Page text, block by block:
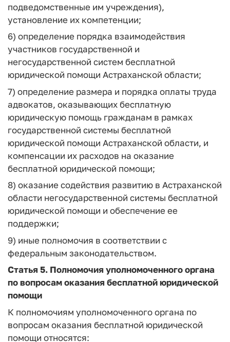
подведомственные им учреждения),
установление их компетенции;
6) определение порядка взаимодействия
участников государственной и
негосударственной систем бесплатной
юридической помощи Астраханской области;
7) определение размера и порядка оплаты труда
адвокатов, оказывающих бесплатную
юридическую помощь гражданам в рамках
государственной системы бесплатной
юридической помощи Астраханской области, и
компенсации их расходов на оказание
бесплатной юридической помощи;
8) оказание содействия развитию в Астраханской
области негосударственной системы бесплатной
юридической помощи и обеспечение ее
поддержки;
9) иные полномочия в соответствии с
федеральным законодательством.
Статья 5. Полномочия уполномоченного органа
по вопросам оказания бесплатной юридической
помощи
К полномочиям уполномоченного органа по
вопросам оказания бесплатной юридической
помощи относятся: